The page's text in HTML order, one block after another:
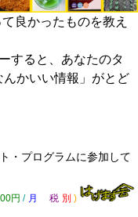
良かったものを教え
すると、あなたのタ
かいい情報」がとど
・プログラムに参加して
円 / 月 税 別 )